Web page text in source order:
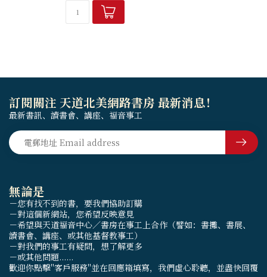
這是一套非一般的查經系列，
無論是
－您有找不到的書，要我們協助訂購
－對這個新網站，您希望反映意見
－希望與天道福音中心／書房在事工上合作（譬如：書攤、書展、
讀書會、講座、或其他基督教事工）
－對我們的事工有疑問，想了解更多
－或其他問題......
歡迎你點擊"客戶服務"並在回應箱填寫，我們虛心聆聽，並盡快回覆
訂閱關注 天道北美網路書房 最新消息！
最新書訊、讀書會、講座、福音事工